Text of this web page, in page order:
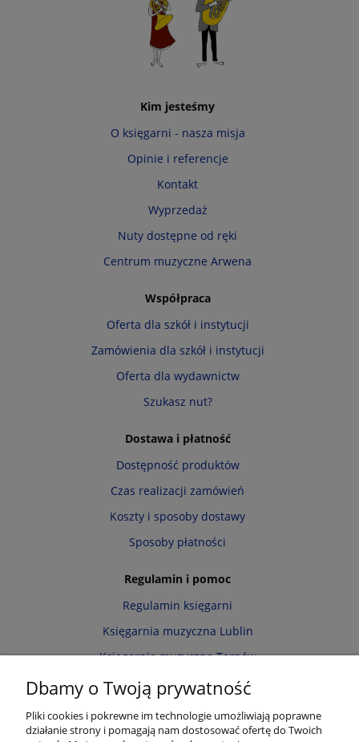
Kim jesteśmy
O księgarni - nasza misja
Opinie i referencje
Kontakt
Wyprzedaż
Nuty dostępne od ręki
Centrum muzyczne Arwena
Współpraca
Oferta dla szkół i instytucji
Zamówienia dla szkół i instytucji
Oferta dla wydawnictw
Szukasz nut?
Dostawa i płatność
Dostępność produktów
Czas realizacji zamówień
Koszty i sposoby dostawy
Sposoby płatności
Regulamin i pomoc
Regulamin księgarni
Księgarnia muzyczna Lublin
Księgarnia muzyczna Tarnów
Informacja o cookies
Zwroty i reklamacje
Dbamy o Twoją prywatność
Pliki cookies i pokrewne im technologie umożliwiają poprawne
działanie strony i pomagają nam dostosować ofertę do Twoich